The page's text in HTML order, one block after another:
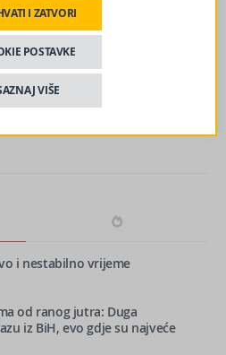
osiguranja u BiH može
i privredi
i nestabilno vrijeme
od ranog jutra: Duga
iz BiH, evo gdje su najveće
I ZATVORI
POSTAVKE
VIŠE